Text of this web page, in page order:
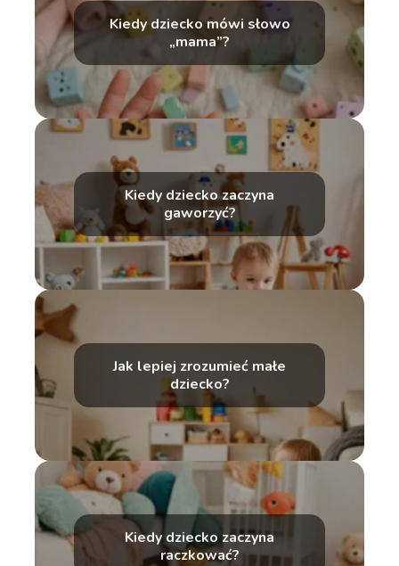
Kiedy dziecko mówi słowo
„mama”?
Kiedy dziecko zaczyna
gaworzyć?
Jak lepiej zrozumieć małe
dziecko?
Kiedy dziecko zaczyna
raczkować?